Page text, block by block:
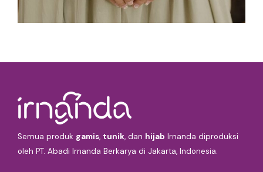
Semua produk gamis, tunik, dan hijab Irnanda diproduksi
oleh PT. Abadi Irnanda Berkarya di Jakarta, Indonesia.